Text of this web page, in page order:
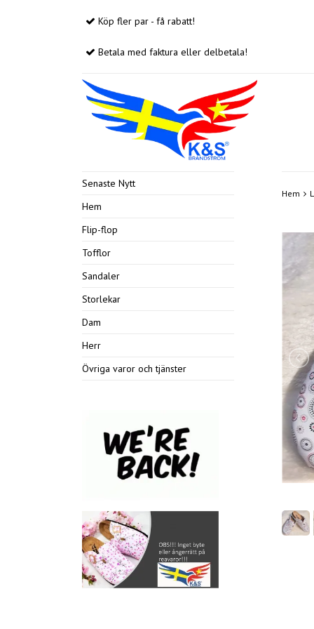
Köp fler par - få rabatt!
Betala med faktura eller delbetala!
Senaste Nytt
Hem
Flip-flop
Tofflor
Sandaler
Storlekar
Dam
Herr
Övriga varor och tjänster
Hem